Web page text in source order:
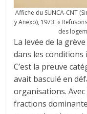
Affiche du SUNCA-CNT
y Anexo), 1973. «
des
La levée de la
dans les conditions
C’est la preuve
avait basculé en
organisations. Avec
fractions